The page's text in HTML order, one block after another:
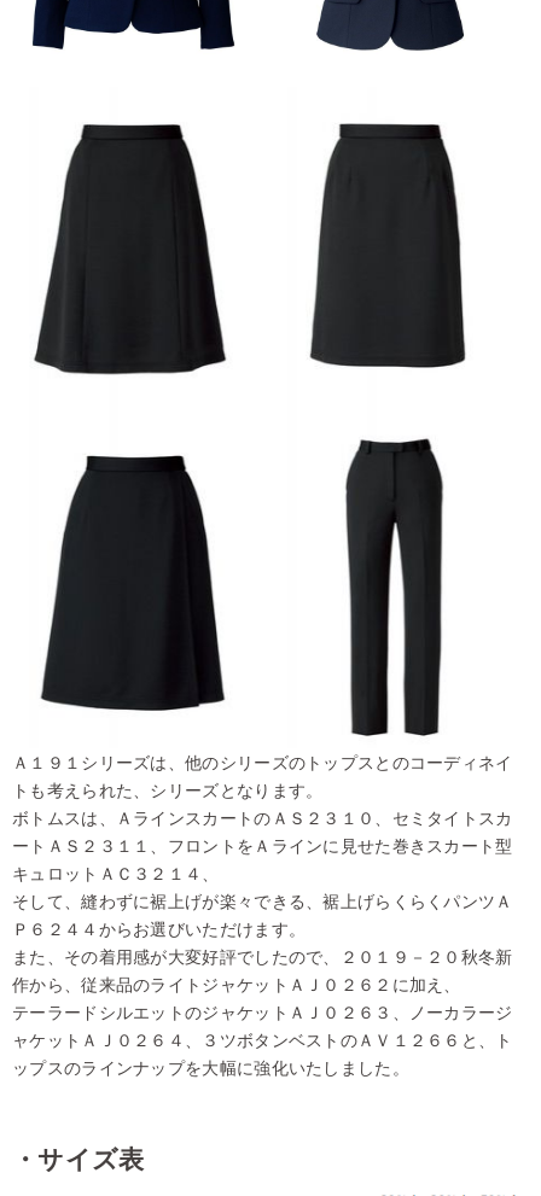
Ａ１９１シリーズは、他のシリーズのトップスとのコーディネイ
トも考えられた、シリーズとなります。
ボトムスは、ＡラインスカートのＡＳ２３１０、セミタイトスカ
ートＡＳ２３１１、フロントをＡラインに見せた巻きスカート型
キュロットＡＣ３２１４、
そして、縫わずに裾上げが楽々できる、裾上げらくらくパンツＡ
Ｐ６２４４からお選びいただけます。
また、その着用感が大変好評でしたので、２０１９－２０秋冬新
作から、従来品のライトジャケットＡＪ０２６２に加え、
テーラードシルエットのジャケットＡＪ０２６３、ノーカラージ
ャケットＡＪ０２６４、３ツボタンベストのＡＶ１２６６と、ト
ップスのラインナップを大幅に強化いたしました。
・サイズ表